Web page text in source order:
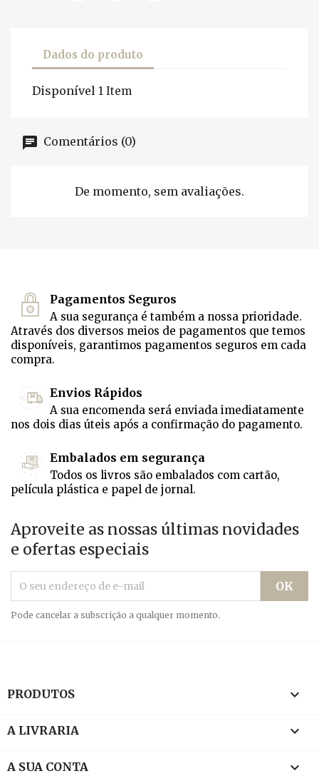
Dados do produto
Disponível 1 Item
Comentários (0)
De momento, sem avaliações.
Pagamentos Seguros
A sua segurança é também a nossa prioridade.
Através dos diversos meios de pagamentos que temos
disponíveis, garantimos pagamentos seguros em cada
compra.
Envios Rápidos
A sua encomenda será enviada imediatamente
nos dois dias úteis após a confirmação do pagamento.
Embalados em segurança
Todos os livros são embalados com cartão,
película plástica e papel de jornal.
Aproveite as nossas últimas novidades
e ofertas especiais
Pode cancelar a subscrição a qualquer momento.
PRODUTOS 
A LIVRARIA 
A SUA CONTA 